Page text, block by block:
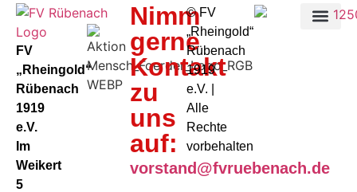
FV
„Rheingold“
Rübenach
1919
e.V.
Im
Weikert
5
Nimm
gerne
Kontakt
zu
uns
auf:
vorstand@fvruebenach.de
©️ FV
„Rheingold“
Rübenach
1919
e.V. |
Alle
Rechte
vorbehalten